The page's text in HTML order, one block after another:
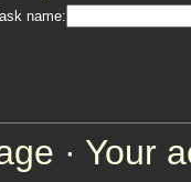
name:
· Your